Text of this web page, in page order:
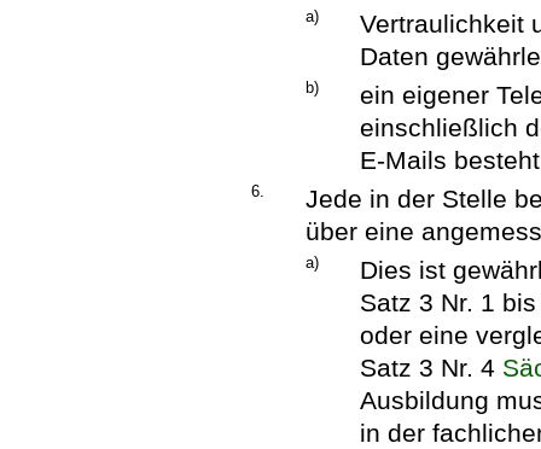
a)
Vertraulichkeit
Daten
b)
ein eigener
einschließlich
E-Mails
6.
Jede in der Stelle
über eine
a)
Dies ist
Satz 3 Nr. 1
oder eine
Satz 3 Nr. 4
Ausbildung
in der